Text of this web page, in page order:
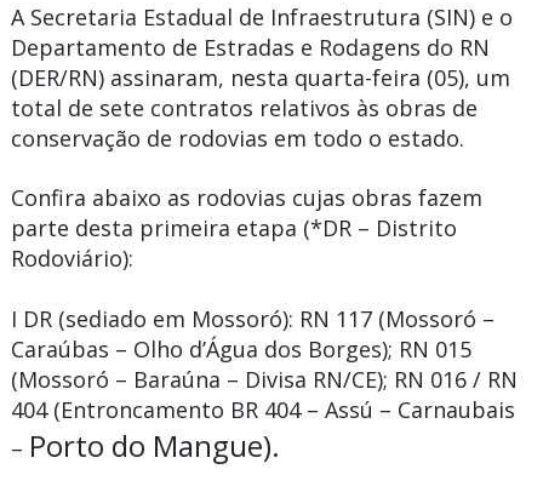
A Secretaria Estadual de Infraestrutura (SIN) e o
Departamento de Estradas e Rodagens do RN
(DER/RN) assinaram, nesta quarta-feira (05), um
total de sete contratos relativos às obras de
conservação de rodovias em todo o estado.
Confira abaixo as rodovias cujas obras fazem
parte desta primeira etapa (*DR – Distrito
Rodoviário):
I DR (sediado em Mossoró): RN 117 (Mossoró –
Caraúbas – Olho d’Água dos Borges); RN 015
(Mossoró – Baraúna – Divisa RN/CE); RN 016 / RN
404 (Entroncamento BR 404 – Assú – Carnaubais
– Porto do Mangue).